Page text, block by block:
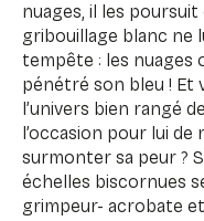
nuages, il les
gribouillage blanc ne
tempête : les nuages
pénétré son bleu ! Et
l’univers bien rangé
l’occasion pour lui
surmonter sa peur ?
échelles biscornues
grimpeur- acrobate